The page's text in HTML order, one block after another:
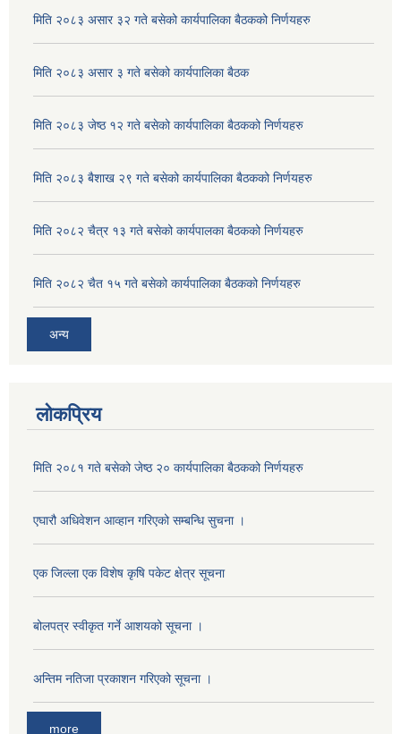
मिति २०८३ असार ३२ गते बसेको कार्यपालिका बैठकको निर्णयहरु
मिति २०८३ असार ३ गते बसेको कार्यपालिका बैठक
मिति २०८३ जेष्ठ १२ गते बसेको कार्यपालिका बैठकको निर्णयहरु
मिति २०८३ बैशाख २९ गते बसेको कार्यपालिका बैठकको निर्णयहरु
मिति २०८२ चैत्र १३ गते बसेको कार्यपालका बैठकको निर्णयहरु
मिति २०८२ चैत १५ गते बसेको कार्यपालिका बैठकको निर्णयहरु
अन्य
लोकप्रिय
मिति २०८१ गते बसेको जेष्ठ २० कार्यपालिका बैठकको निर्णयहरु
एघारौ अधिवेशन आव्हान गरिएको सम्बन्धि सुचना ।
एक जिल्ला एक विशेष कृषि पकेट क्षेत्र सूचना
बोलपत्र स्वीकृत गर्ने आशयको सूचना ।
अन्तिम नतिजा प्रकाशन गरिएको सूचना ।
more